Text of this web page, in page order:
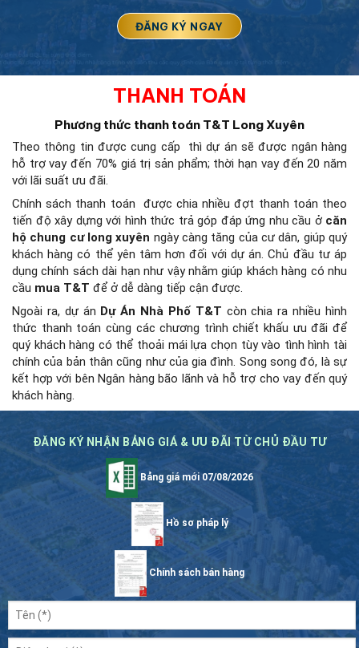
THANH TOÁN
Phương thức thanh toán T&T Long Xuyên
Theo thông tin được cung cấp thì dự án sẽ được ngân hàng
hỗ trợ vay đến 70% giá trị sản phẩm; thời hạn vay đến 20 năm
với lãi suất ưu đãi.
Chính sách thanh toán được chia nhiều đợt thanh toán theo
tiến độ xây dựng với hình thức trả góp đáp ứng nhu cầu ở căn
hộ chung cư long xuyên ngày càng tăng của cư dân, giúp quý
khách hàng có thể yên tâm hơn đối với dự án. Chủ đầu tư áp
dụng chính sách dài hạn như vậy nhằm giúp khách hàng có nhu
cầu mua T&T để ở dễ dàng tiếp cận được.
Ngoài ra, dự án Dự Án Nhà Phố T&T còn chia ra nhiều hình
thức thanh toán cùng các chương trình chiết khấu ưu đãi để
quý khách hàng có thể thoải mái lựa chọn tùy vào tình hình tài
chính của bản thân cũng như của gia đình. Song song đó, là sự
kết hợp với bên Ngân hàng bão lãnh và hỗ trợ cho vay đến quý
khách hàng.
ĐĂNG KÝ NHẬN BẢNG GIÁ & ƯU ĐÃI TỪ CHỦ ĐẦU TƯ
Bảng giá mới 07/08/2026
Hồ sơ pháp lý
Chính sách bán hàng